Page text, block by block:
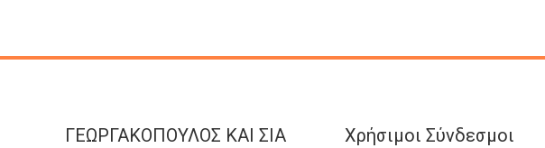
ΓΕΩΡΓΑΚΟΠΟΥΛΟΣ KAI ΣΙΑ
Χρήσιμοι Σύνδεσμοι